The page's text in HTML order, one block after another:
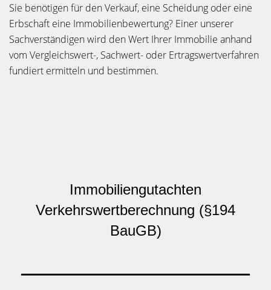
Sie benötigen für den Verkauf, eine Scheidung oder eine
Erbschaft eine Immobilienbewertung? Einer unserer
Sachverständigen wird den Wert Ihrer Immobilie anhand
vom Vergleichswert-, Sachwert- oder Ertragswertverfahren
fundiert ermitteln und bestimmen.
Immobiliengutachten
Verkehrswertberechnung (§194
BauGB)